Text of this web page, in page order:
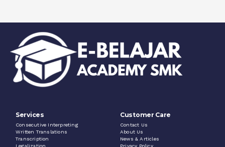
Services
Consecutive Interpreting
Written Translations
Transcription
Legalization
Customer Care
Contact Us
About Us
News & Articles
Privacy Policy